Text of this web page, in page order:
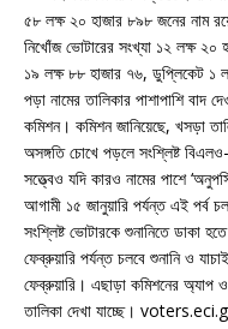
৫৮ লক্ষ ২০ হাজার ৮৯৮ জনের নাম
নিখোঁজ ভোটারের সংখ্যা ১২ লক্ষ ২০
১৯ লক্ষ ৮৮ হাজার ৭৬, ডুপ্লিকেট ১
পড়া নামের তালিকার পাশাপাশি বাদ
কমিশন। কমিশন জানিয়েছে, খসড়া
অসঙ্গতি চোখে পড়লে সংশ্লিষ্ট
সত্ত্বেও যদি কারও নামের পাশে
আগামী ১৫ জানুয়ারি পর্যন্ত এই পর্ব
সংশ্লিষ্ট ভোটারকে শুনানিতে ডাকা
ফেব্রুয়ারি পর্যন্ত চলবে শুনানি ও
ফেব্রুয়ারি। এছাড়া কমিশনের অ্যাপ
তালিকা দেখা যাচ্ছে।